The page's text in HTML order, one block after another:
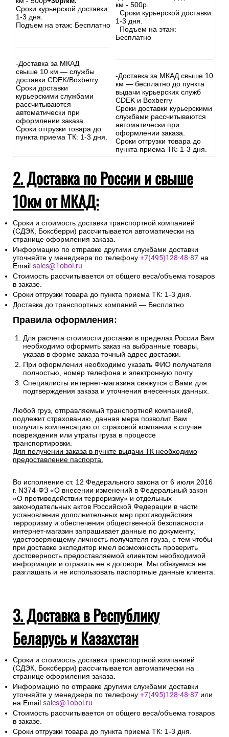
Сроки курьерской доставки:
1-3 дня.
Подъем на этаж: Бесплатно
-Доставка за МКАД
свыше 10 км — службы
доставки CDEK/Boxberry
Сроки доставки
курьерскими службами
рассчитываются
автоматически при
оформлении заказа.
Сроки отгрузки товара до
пункта приема ТК: 1-3 дня.
км - 500р.
Сроки курьерской доставки:
1-3 дня.
Подъем на этаж:
Бесплатно
-Доставка за МКАД свыше 10
км — бесплатно до пункта
выдачи курьерских служб
CDEK и Boxberry
Сроки доставки курьерскими
службами рассчитываются
автоматически при
оформлении заказа.
Сроки отгрузки товара до
пункта приема ТК: 1-3 дня.
2. Доставка по России и свыше
10км от МКАД:
Сроки и стоимость доставки транспортной компанией
(СДЭК, Боксберри) рассчитывается автоматически на
странице оформления заказа.
Информацию по отправке другими службами доставки
уточняйте у менеджера по телефону +7(495)128-48-87 на
Email sales@1oboi.ru
Стоимость рассчитывается от общего веса/объема товаров
в заказе.
Сроки отгрузки товара до пункта приема ТК: 1-3 дня.
Доставка до транспортных компаний — Бесплатно
Правила оформления:
Для расчета стоимости доставки в пределах России Вам
необходимо оформить заказ на выбранные товары,
указав в форме заказа точный адрес доставки.
При оформлении необходимо указать ФИО получателя
полностью, номер телефона и электронную почту
Специалисты интернет-магазина свяжутся с Вами для
подтверждения заказа и уточнения внесенных данных.
Любой груз, отправляемый транспортной компанией,
подлежит страхованию, данная мера позволит Вам
получить компенсацию от страховой компании в случае
повреждения или утраты груза в процессе
транспортировки.
Для получении заказа в пункте выдачи ТК необходимо
предоставление паспорта.
Во исполнение ст. 12 Федерального закона от 6 июля 2016
г. N374-ФЗ «О внесении изменений в Федеральный закон
«О противодействии терроризму» и отдельных
законодательных актов Российской Федерации в части
установления дополнительных мер противодействия
терроризму и обеспечения общественной безопасности
интернет-магазин запрашивает данные по документу,
удостоверяющему личность получателя груза, с тем чтобы
при доставке экспедитор имел возможность проверить
достоверность предоставляемой клиентом необходимой
информации и отразить ее в договоре. Мы обязуемся не
разглашать и не использовать паспортные данные клиента.
3. Доставка в Республику
Беларусь и Казахстан
Сроки и стоимость доставки транспортной компанией
(СДЭК, Боксберри) рассчитывается автоматически на
странице оформления заказа.
Информацию по отправке другими службами доставки
уточняйте у менеджера по телефону +7(495)128-48-87 или
на Email sales@1oboi.ru
Стоимость рассчитывается от общего веса/объема товаров
в заказе.
Сроки отгрузки товара до пункта приема ТК: 1-3 дня.